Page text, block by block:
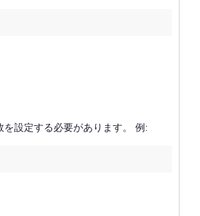
設定する必要があります。 例: